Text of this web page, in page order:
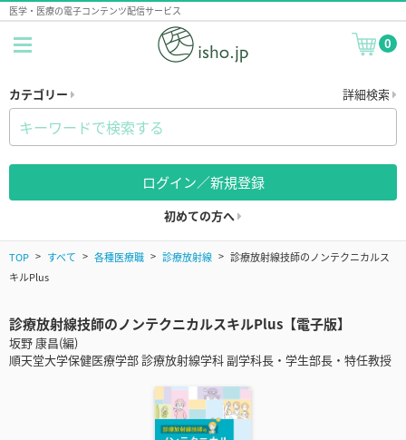
医学・医療の電子コンテンツ配信サービス
0
カテゴリー 詳細検索
ログイン／新規登録
初めての方へ
TOP すべて 各種医療職 診療放射線
診療放射線技師のノンテクニカルス
キルPlus
診療放射線技師のノンテクニカルスキルPlus【電子版】
坂野 康昌(編)
順天堂大学保健医療学部 診療放射線学科 副学科長・学生部長・特任教授